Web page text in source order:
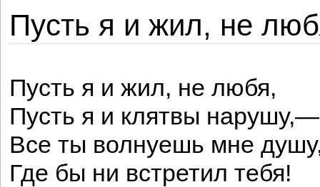
Пусть я и жил, не
Пусть я и жил, не любя,
Пусть я и клятвы нарушу,—
Все ты волнуешь мне
Где бы ни встретил тебя!